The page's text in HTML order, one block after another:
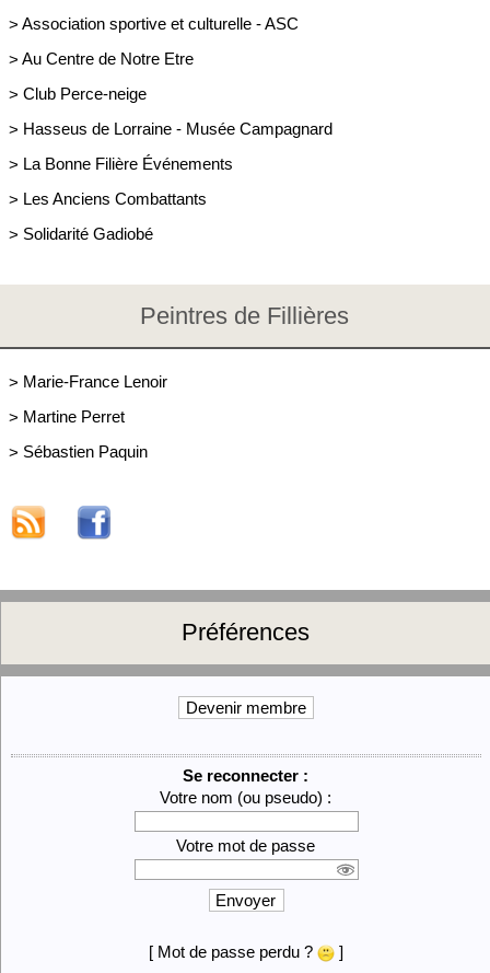
> Association sportive et culturelle - ASC
> Au Centre de Notre Etre
> Club Perce-neige
> Hasseus de Lorraine - Musée Campagnard
> La Bonne Filière Événements
> Les Anciens Combattants
> Solidarité Gadiobé
Peintres de Fillières
> Marie-France Lenoir
> Martine Perret
> Sébastien Paquin
Préférences
Devenir membre
Se reconnecter :
Votre nom (ou pseudo) :
Votre mot de passe
Envoyer
[ Mot de passe perdu ? ]